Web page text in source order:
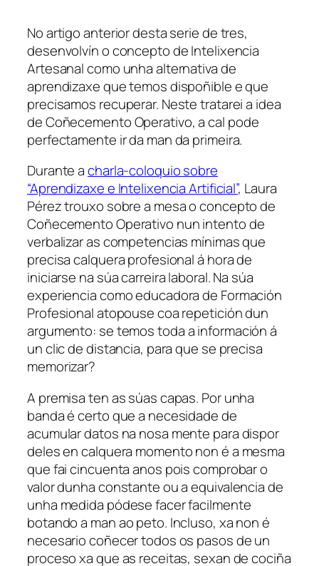
No artigo anterior desta serie de tres,
desenvolvín o concepto de Intelixencia
Artesanal como unha alternativa de
aprendizaxe que temos dispoñible e que
precisamos recuperar. Neste tratarei a idea
deCoñecemento Operativo,a cal pode
perfectamente ir da man da primeira.
Durante acharla-coloquio sobre
“Aprendizaxe e Intelixencia Artificial”, Laura
Pérez trouxo sobre a mesa o concepto de
Coñecemento Operativo nun intento de
verbalizar as competencias mínimas que
precisa calquera profesional á hora de
iniciarse na súa carreira laboral. Na súa
experiencia como educadora de Formación
Profesional atopouse coa repetición dun
argumento: se temos toda a información á
un clic de distancia, para que se precisa
memorizar?
A premisa ten as súas capas. Por unha
banda é certo que a necesidade de
acumular datos na nosa mente para dispor
deles en calquera momento non é a mesma
que fai cincuenta anos pois comprobar o
valor dunha constante ou a equivalencia de
unha medida pódese facer facilmente
botando a man ao peto. Incluso, xa non é
necesario coñecer todos os pasos de un
proceso xa que as receitas, sexan de cociña